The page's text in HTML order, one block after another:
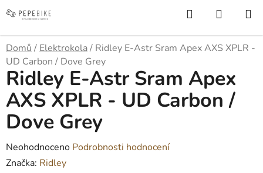
na
Hledat
KOŠÍK
Domů / Elektrokola/ Ridley E-Astr Sram Apex AXS XPLR -
UD Carbon / Dove Grey
Ridley E-Astr Sram Apex
AXS XPLR - UD Carbon /
Dove Grey
Průměrné
hodnocení
Neohodnoceno Podrobnosti hodnocení
Značka: Ridley